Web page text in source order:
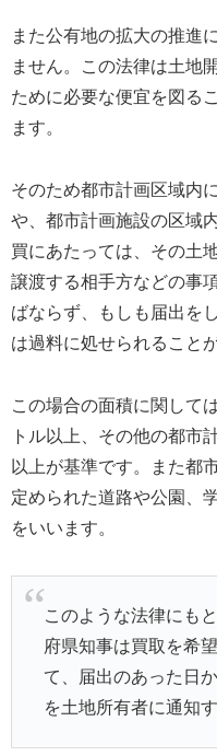
また公有地の拡大の推進
ません。この法律は土地
ために必要な便宜を図る
ます。
そのため都市計画区域内
や、都市計画施設の区域
買にあたっては、その土
譲渡する相手方などの事
ばならず、もしも届出を
は過料に処せられること
この場合の面積に関して
トル以上、その他の都市
以上が基準です。また都
定められた道路や公園、
をいいます。
このような法律にも
府県知事は買取を希
て、届出のあった日
を土地所有者に通知